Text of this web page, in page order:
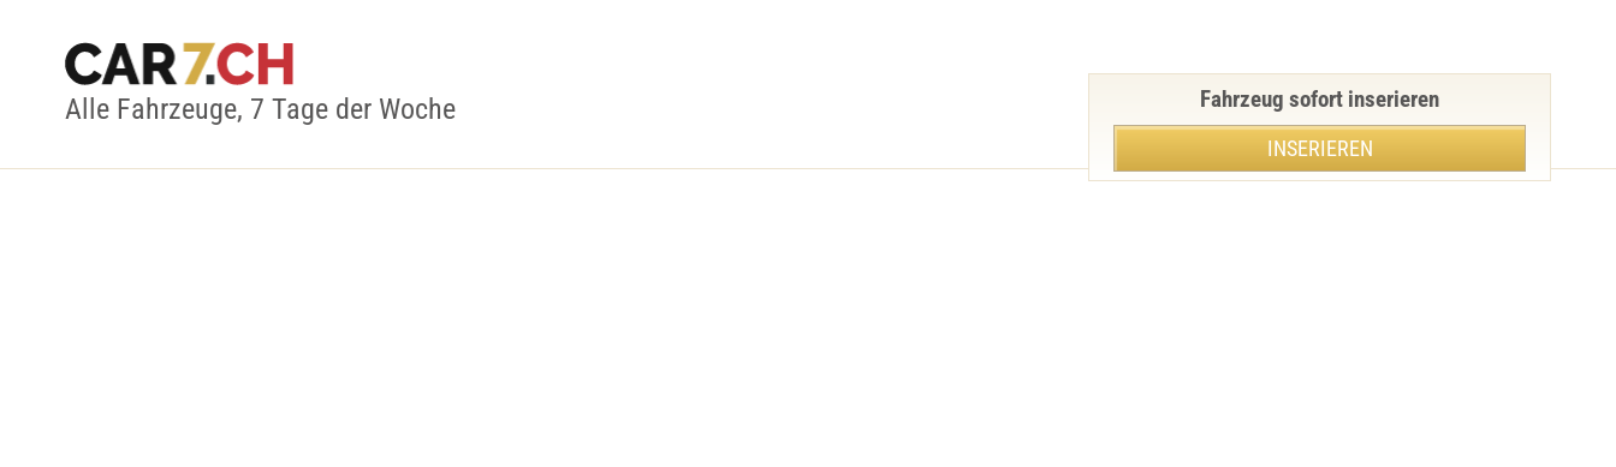
Alle Fahrzeuge, 7 Tage der Woche Fahrzeug sofort inserieren
INSERIEREN